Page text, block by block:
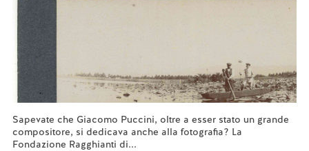
Sapevate che Giacomo Puccini, oltre a esser stato un grande
compositore, si dedicava anche alla fotografia? La
Fondazione Ragghianti di...